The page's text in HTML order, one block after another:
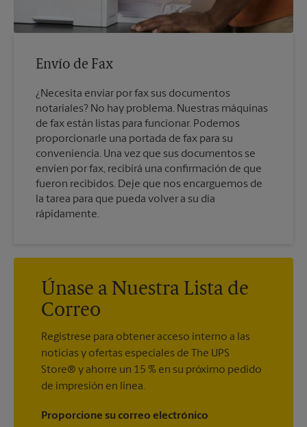
Envío de Fax
¿Necesita enviar por fax sus documentos
notariales? No hay problema. Nuestras máquinas
de fax están listas para funcionar. Podemos
proporcionarle una portada de fax para su
conveniencia. Una vez que sus documentos se
envíen por fax, recibirá una confirmación de que
fueron recibidos. Deje que nos encarguemos de
la tarea para que pueda volver a su día
rápidamente.
Únase a Nuestra Lista de
Correo
Regístrese para obtener acceso interno a las
noticias y ofertas especiales de The UPS
Store® y ahorre un 15 % en su próximo pedido
de impresión en línea.
Proporcione su correo electrónico